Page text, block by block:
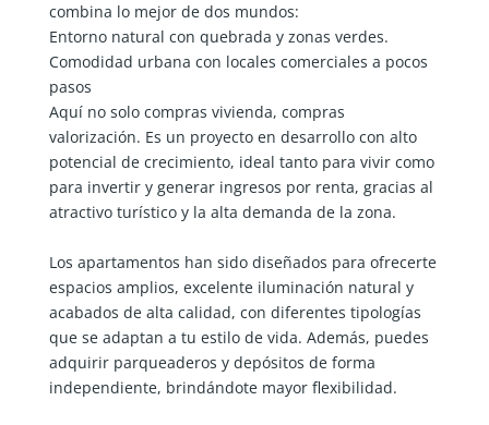
combina lo mejor de dos mundos:
Entorno natural con quebrada y zonas verdes.
Comodidad urbana con locales comerciales a pocos
pasos
Aquí no solo compras vivienda, compras
valorización. Es un proyecto en desarrollo con alto
potencial de crecimiento, ideal tanto para vivir como
para invertir y generar ingresos por renta, gracias al
atractivo turístico y la alta demanda de la zona.
Los apartamentos han sido diseñados para ofrecerte
espacios amplios, excelente iluminación natural y
acabados de alta calidad, con diferentes tipologías
que se adaptan a tu estilo de vida. Además, puedes
adquirir parqueaderos y depósitos de forma
independiente, brindándote mayor flexibilidad.